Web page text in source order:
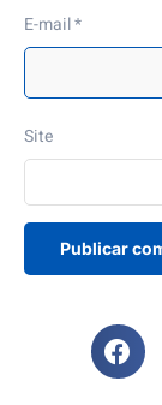
E-mail*
Site